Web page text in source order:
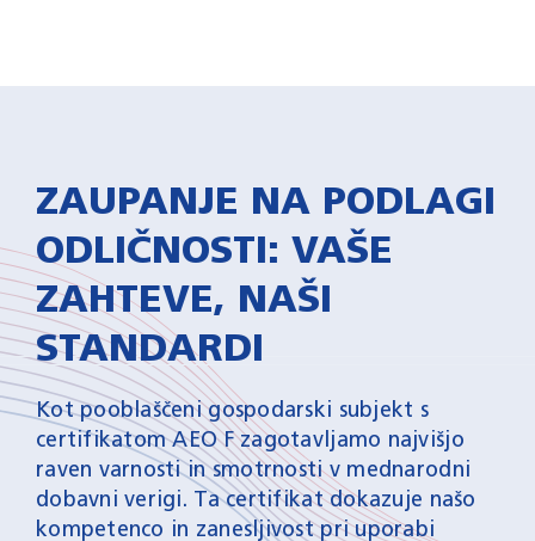
ZAUPANJE NA PODLAGI
ODLIČNOSTI: VAŠE
ZAHTEVE, NAŠI
STANDARDI
Kot pooblaščeni gospodarski subjekt s
certifikatom AEO F zagotavljamo najvišjo
raven varnosti in smotrnosti v mednarodni
dobavni verigi. Ta certifikat dokazuje našo
kompetenco in zanesljivost pri uporabi